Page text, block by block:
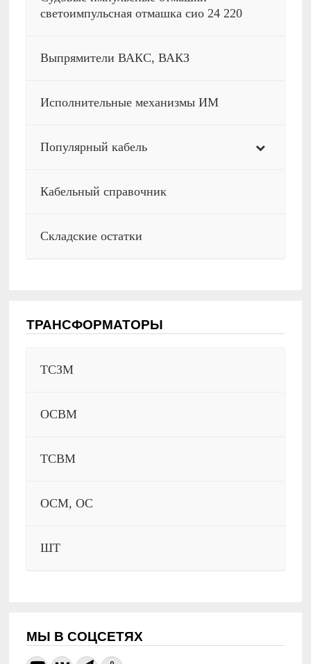
светоимпульсная отмашка сио 24 220
Выпрямители ВАКС, ВАКЗ
Исполнительные механизмы ИМ
Популярный кабель
Кабельный справочник
Складские остатки
ТРАНСФОРМАТОРЫ
ТСЗМ
ОСВМ
ТСВМ
ОСМ, ОС
ШТ
МЫ В СОЦСЕТЯХ